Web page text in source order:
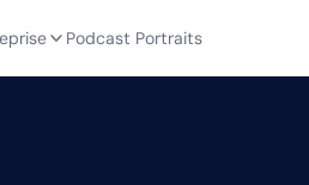
Podcast Portraits